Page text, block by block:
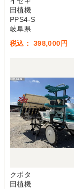
田植機
PPS4-S
岐阜県
税込： 398,000円
クボタ
田植機